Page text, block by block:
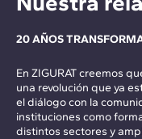
20 AÑOS
En ZIGURAT creemos
una revolución que ya
el diálogo con la
instituciones como
distintos sectores y